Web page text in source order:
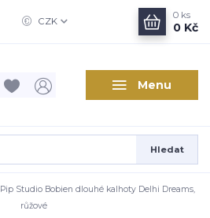
Menu
CZK
Hledat
0 ks
0 Kč
Pip Studio Bobien dlouhé kalhoty Delhi Dreams,
růžové